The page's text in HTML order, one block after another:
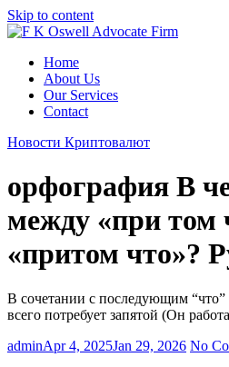
Skip to content
Home
About Us
Our Services
Contact
Новости Криптовалют
орфография В
между «при том
«притом что»?
В сочетании с последующим “что”
всего потребует запятой (Он
adminApr 4, 2025Jan 29, 2026 No